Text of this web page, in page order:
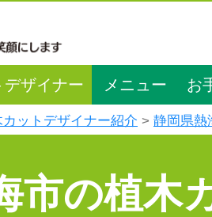
デザイナー メニュー お
カットデザイナー紹介 静岡県熱
市の植木